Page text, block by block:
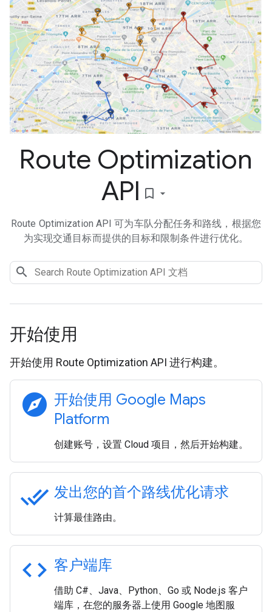
Route Optimization
API bookmark_border
Route Optimization API 可为车队分配任务和路线，根据您
为实现交通目标而提供的目标和限制条件进行优化。
开始使用
开始使用 Route Optimization API 进行构建。
explore 开始使用 Google Maps
Platform
创建账号，设置 Cloud 项目，然后开始构建。
done_all 发出您的首个路线优化请求
计算最佳路由。
code 客户端库
借助 C#、Java、Python、Go 或 Node.js 客户
端库，在您的服务器上使用 Google 地图服